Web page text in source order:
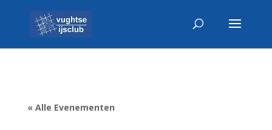
« Alle Evenementen